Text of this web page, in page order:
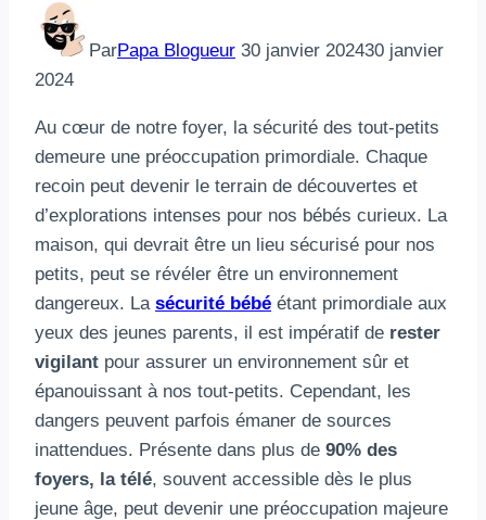
ParPapa Blogueur 30 janvier 202430 janvier
2024
Au cœur de notre foyer, la sécurité des tout-petits
demeure une préoccupation primordiale. Chaque
recoin peut devenir le terrain de découvertes et
d’explorations intenses pour nos bébés curieux. La
maison, qui devrait être un lieu sécurisé pour nos
petits, peut se révéler être un environnement
dangereux. La sécurité bébé étant primordiale aux
yeux des jeunes parents, il est impératif de rester
vigilant pour assurer un environnement sûr et
épanouissant à nos tout-petits. Cependant, les
dangers peuvent parfois émaner de sources
inattendues. Présente dans plus de 90% des
foyers, la télé, souvent accessible dès le plus
jeune âge, peut devenir une préoccupation majeure